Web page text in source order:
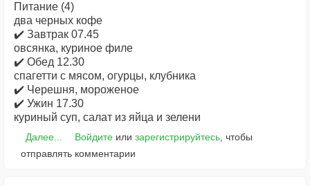
Питание (4)
два черных кофе
✔️ Завтрак 07.45
овсянка, куриное филе
✔️ Обед 12.30
спагетти с мясом, огурцы, клубника
✔️ Черешня, мороженое
✔️ Ужин 17.30
куриный суп, салат из яйца и зелени
Далее... Войдитеили зарегистрируйтесь, чтобы
отправлять комментарии